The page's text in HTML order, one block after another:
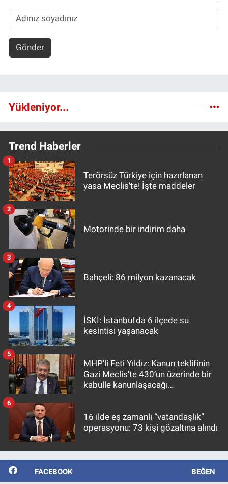
Gönder
Yükleniyor...
Trend Haberler
Terörsüz Türkiye için hazırlanan
yasa Meclis'te! İşte maddeler
1
Motorinde bir indirim daha
2
Bahçeli: 86 milyon kazanacak
3
İSKİ: İstanbul'da 6 ilçede su
kesintisi yaşanacak
4
MHP’li Feti Yıldız: Kanun teklifinin
Gazi Meclis'te 430’un üzerinde bir
kabulle kanunlaşacağı
5
16 ilde eş zamanlı “vatandaşlık”
operasyonu: 73 kişi gözaltına alındı
6
FACEBOOK BEĞEN